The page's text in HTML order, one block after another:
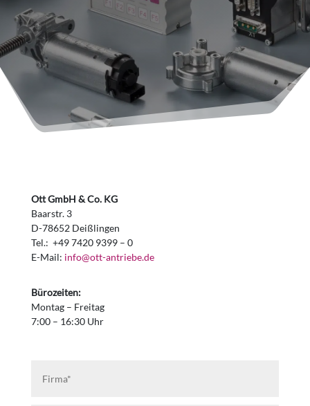
Ott GmbH & Co. KG
Baarstr. 3
D-78652 Deißlingen
Tel.: +49 7420 9399 – 0
E-Mail: info@ott-antriebe.de
Bürozeiten:
Montag – Freitag
7:00 – 16:30 Uhr